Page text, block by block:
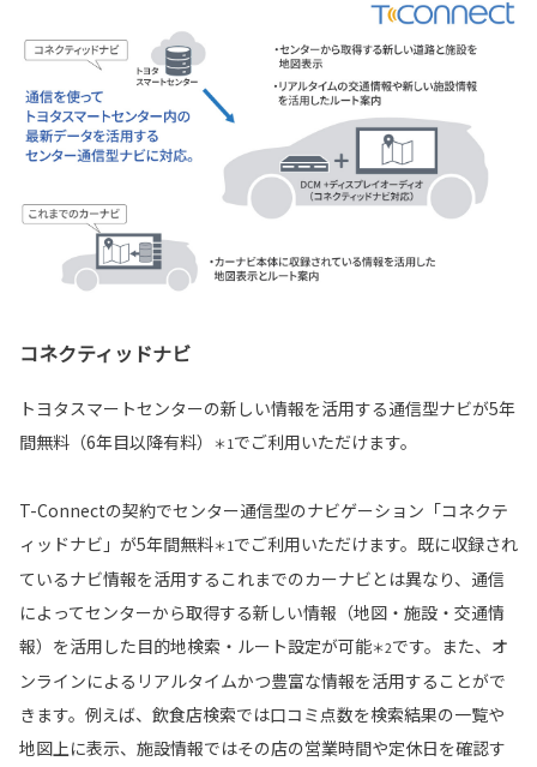
コネクティッドナビ
トヨタスマートセンターの新しい情報を活用する通信型ナビが5年
間無料（6年目以降有料）
＊1でご利用いただけます。
T-Connectの契約でセンター通信型のナビゲーション「コネクテ
ィッドナビ」が5年間無料＊1でご利用いただけます。既に収録され
ているナビ情報を活用するこれまでのカーナビとは異なり、通信
によってセンターから取得する新しい情報（地図・施設・交通情
報）を活用した目的地検索・ルート設定が可能＊2です。また、オ
ンラインによるリアルタイムかつ豊富な情報を活用することがで
きます。例えば、飲食店検索では口コミ点数を検索結果の一覧や
地図上に表示、施設情報ではその店の営業時間や定休日を確認す